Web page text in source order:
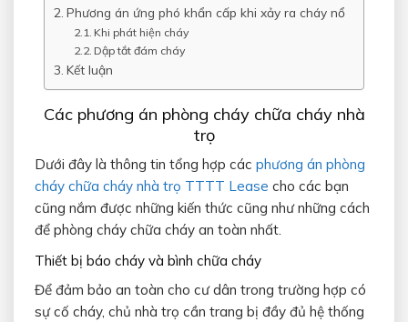
Phương án ứng phó khẩn cấp khi xảy ra cháy nổ
Khi phát hiện cháy
Dập tắt đám cháy
Kết luận
Các phương án phòng cháy chữa cháy nhà
trọ
Dưới đây là thông tin tổng hợp các phương án phòng
cháy chữa cháy nhà trọ TTTT Lease cho các bạn
cũng nắm được những kiến thức cũng như những cách
để phòng cháy chữa cháy an toàn nhất.
Thiết bị báo cháy và bình chữa cháy
Để đảm bảo an toàn cho cư dân trong trường hợp có
sự cố cháy, chủ nhà trọ cần trang bị đầy đủ hệ thống